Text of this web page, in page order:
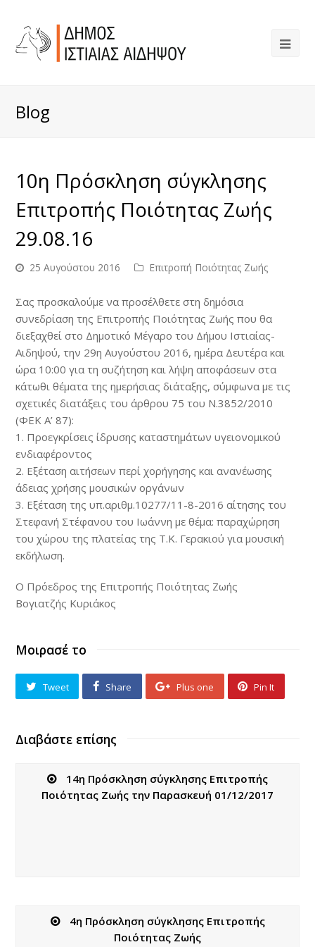
Blog
10η Πρόσκληση σύγκλησης
Επιτροπής Ποιότητας Ζωής
29.08.16
25 Αυγούστου 2016 Επιτροπή Ποιότητας Ζωής
Σας προσκαλούμε να προσέλθετε στη δημόσια
συνεδρίαση της Επιτροπής Ποιότητας Ζωής που θα
διεξαχθεί στο Δημοτικό Μέγαρο του Δήμου Ιστιαίας-
Αιδηψού, την 29η Αυγούστου 2016, ημέρα Δευτέρα και
ώρα 10:00 για τη συζήτηση και λήψη αποφάσεων στα
κάτωθι θέματα της ημερήσιας διάταξης, σύμφωνα με τις
σχετικές διατάξεις του άρθρου 75 του Ν.3852/2010
(ΦΕΚ Α’ 87):
1. Προεγκρίσεις ίδρυσης καταστημάτων υγειονομικού
ενδιαφέροντος
2. Εξέταση αιτήσεων περί χορήγησης και ανανέωσης
άδειας χρήσης μουσικών οργάνων
3. Εξέταση της υπ.αριθμ.10277/11-8-2016 αίτησης του
Στεφανή Στέφανου του Ιωάννη με θέμα: παραχώρηση
του χώρου της πλατείας της Τ.Κ. Γερακιού για μουσική
εκδήλωση.
Ο Πρόεδρος της Επιτροπής Ποιότητας Ζωής
Βογιατζής Κυριάκος
Μοιρασέ το
Tweet Share Plus one Pin It
Διαβάστε επίσης
14η Πρόσκληση σύγκλησης Επιτροπής
Ποιότητας Ζωής την Παρασκευή 01/12/2017
4η Πρόσκληση σύγκλησης Επιτροπής
Ποιότητας Ζωής